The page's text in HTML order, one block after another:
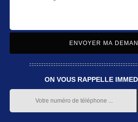
ON VOUS RAPPELLE